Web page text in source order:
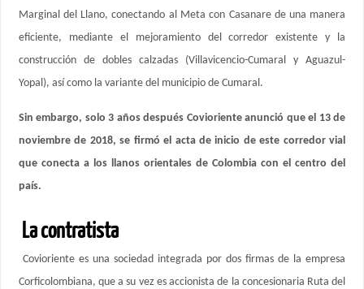
Marginal del Llano, conectando al Meta con Casanare de una manera
eficiente, mediante el mejoramiento del corredor existente y la
construcción de dobles calzadas (Villavicencio-Cumaral y Aguazul-
Yopal), así como la variante del municipio de Cumaral.
Sin embargo, solo 3 años después Covioriente anunció que el 13 de
noviembre de 2018, se firmó el acta de inicio de este corredor vial
que conecta a los llanos orientales de Colombia con el centro del
país.
La contratista
Covioriente es una sociedad integrada por dos firmas de la empresa
Corficolombiana, que a su vez es accionista de la concesionaria Ruta del